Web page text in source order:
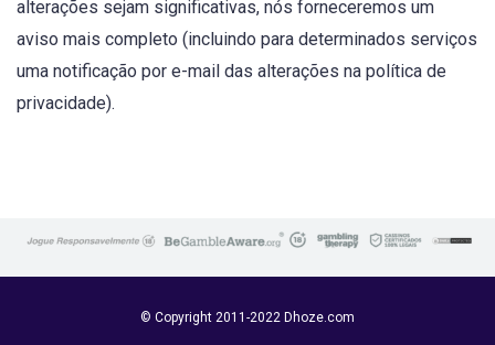
alterações sejam significativas, nós forneceremos um
aviso mais completo (incluindo para determinados serviços
uma notificação por e-mail das alterações na política de
privacidade).
© Copyright 2011-2022 Dhoze.com